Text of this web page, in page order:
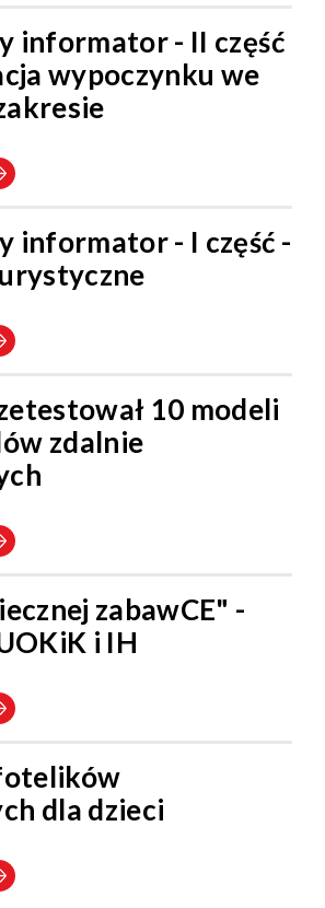
informator - II część
wypoczynku we
informator - I część -
10 modeli
zdalnie
zabawCE" -
i IH
dla dzieci